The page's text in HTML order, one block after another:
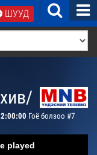
ШУУД
Гоё болзоо #7
played